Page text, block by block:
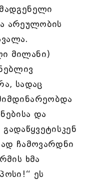
არეულობის
მილანი)
სადაც
და
ჩამოვარდნი
ხმა
ეს